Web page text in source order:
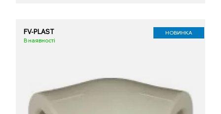
FV-PLAST
В наявності
НОВИНКА